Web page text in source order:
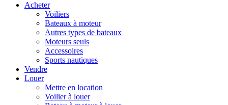
Acheter
Voiliers
Bateaux à moteur
Autres types de bateaux
Moteurs seuls
Accessoires
Sports nautiques
Vendre
Louer
Mettre en location
Voilier à louer